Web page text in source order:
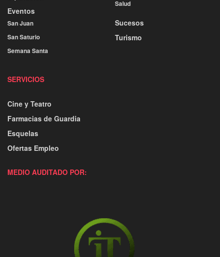
Eventos
San Juan
San Saturio
Semana Santa
Salud
Sucesos
Turismo
SERVICIOS
Cine y Teatro
Farmacias de Guardia
Esquelas
Ofertas Empleo
MEDIO AUDITADO POR: